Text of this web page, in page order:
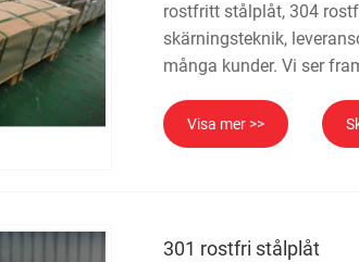
rostfritt stålplåt, 304
skärningsteknik,
många kunder. Vi ser
Visa mer >>
301 rostfri stålplåt